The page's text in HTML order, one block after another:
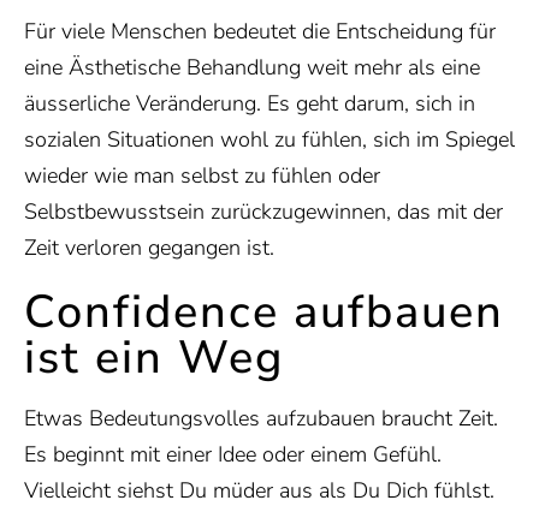
Für viele Menschen bedeutet die Entscheidung für
eine Ästhetische Behandlung weit mehr als eine
äusserliche Veränderung. Es geht darum, sich in
sozialen Situationen wohl zu fühlen, sich im Spiegel
wieder wie man selbst zu fühlen oder
Selbstbewusstsein zurückzugewinnen, das mit der
Zeit verloren gegangen ist.
Confidence aufbauen
ist ein Weg
Etwas Bedeutungsvolles aufzubauen braucht Zeit.
Es beginnt mit einer Idee oder einem Gefühl.
Vielleicht siehst Du müder aus als Du Dich fühlst.